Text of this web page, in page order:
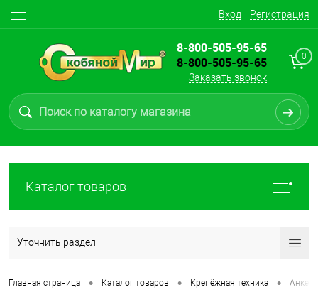
Вход Регистрация
8-800-505-95-65
8-800-505-95-65
Заказать звонок
0
Каталог товаров
Уточнить раздел
Главная страница • Каталог товаров • Крепёжная техника •